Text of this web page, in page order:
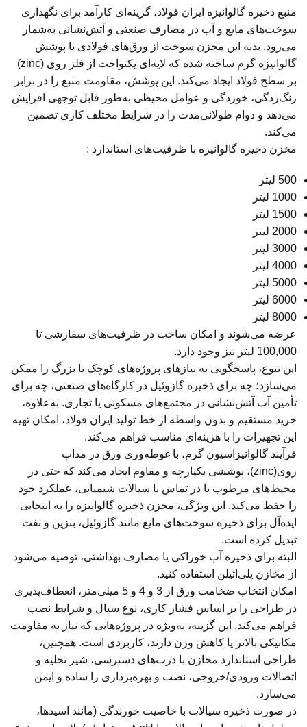
منبع ذخیره گالوانیزه ایران فولاد، گزینه‌ای کارآمد برای نگهداری
سوخت‌های مایع و آب در مصارف صنعتی و آتش‌نشانی به‌شمار
می‌رود. بدنه این مخزن سوخت از ورق‌های فولادی با پوشش
گالوانیزه گرم ساخته شده که لایه‌ای یکنواخت از فلز روی (zinc)
بر سطح فولاد ایجاد می‌کند. این پوشش، مقاومت منبع را در برابر
زنگ‌زدگی، خوردگی و عوامل محیطی به‌طور قابل توجهی افزایش
می‌دهد و دوام طولانی‌مدت را در شرایط مختلف کاری تضمین
می‌کند.
مخزن ذخیره گالوانیزه با ظرفیت‌های استاندارد :
500 لیتر
1000 لیتر
1500 لیتر
2000 لیتر
3000 لیتر
4000 لیتر
5000 لیتر
6000 لیتر
8000 لیتر
عرضه می‌شوند و امکان ساخت در ظرفیت‌های سفارشی تا
100,000 لیتر نیز وجود دارد.
این تنوع، پاسخگویی به نیازهای پروژه‌های کوچک تا بزرگ را ممکن
می‌سازد؛ چه برای ذخیره گازوئیل در کارگاه‌های صنعتی، چه برای
تأمین آب آتش‌نشانی در مجتمع‌های مسکونی یا تجاری. به‌علاوه،
خرید مستقیم و بدون واسطه از خط تولید ایران فولاد، امکان تهیه
این تجهیزات را با هزینه‌ای مناسب فراهم می‌کند.
فرآیند گالوانیزاسیون گرم، با غوطه‌وری ورق در مذاب
روی(zinc)، پوششی یکپارچه و مقاوم ایجاد می‌کند که حتی در
محیط‌های مرطوب یا در تماس با سیالات شیمیایی، عملکرد خود
را حفظ می‌کند. این ویژگی، مخزن ذخیره گالوانیزه را به انتخابی
ایده‌آل برای ذخیره سوخت‌های مایع مانند گازوئیل، بنزین و نفت
تبدیل کرده است.
البته برای ذخیره آب خوراکی یا مصارف بهداشتی، توصیه می‌شود
از مخازن پلی‌اتیلن استفاده کنید.
امکان انتخاب ضخامت ورق از 3 و 4 و 5 میلی‌متر، انعطاف‌پذیری
در طراحی را بر اساس فشار کاری، نوع سیال و شرایط نصب
فراهم می‌کند. این گزینه، به‌ویژه در پروژه‌هایی که نیاز به مقاومت
مکانیکی بالاتر یا کاهش وزن دارند، کاربردی است. همچنین،
طراحی استاندارد مخازن با درب‌های دسترسی، شیر تخلیه و
اتصالات ورودی/خروجی، نصب و بهره‌برداری را ساده و ایمن
می‌سازد.
در صورت ذخیره سیالات با خاصیت خورندگی (مانند اسیدها،